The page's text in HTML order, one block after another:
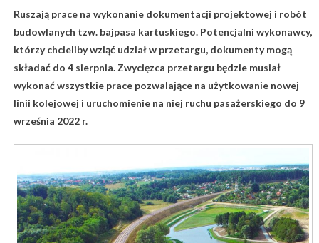
Ruszają prace na wykonanie dokumentacji projektowej i robót
budowlanych tzw. bajpasa kartuskiego. Potencjalni wykonawcy,
którzy chcieliby wziąć udział w przetargu, dokumenty mogą
składać do 4 sierpnia. Zwycięzca przetargu będzie musiał
wykonać wszystkie prace pozwalające na użytkowanie nowej
linii kolejowej i uruchomienie na niej ruchu pasażerskiego do 9
września 2022 r.